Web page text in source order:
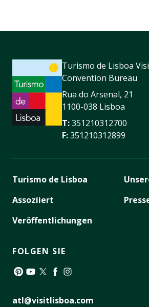
Turismo de Lisboa
Convention Bureau
Rua do Arsenal, 21
1100-038 Lisboa
T:351210312700
F:351210312899
Turismo de Lisboa
Assoziiert
Veröffentlichungen
FOLGEN SIE
atl@visitlisboa.com